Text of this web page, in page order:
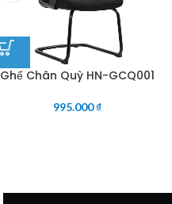
Ghế Chân Quỳ HN-GCQ001
995.000₫